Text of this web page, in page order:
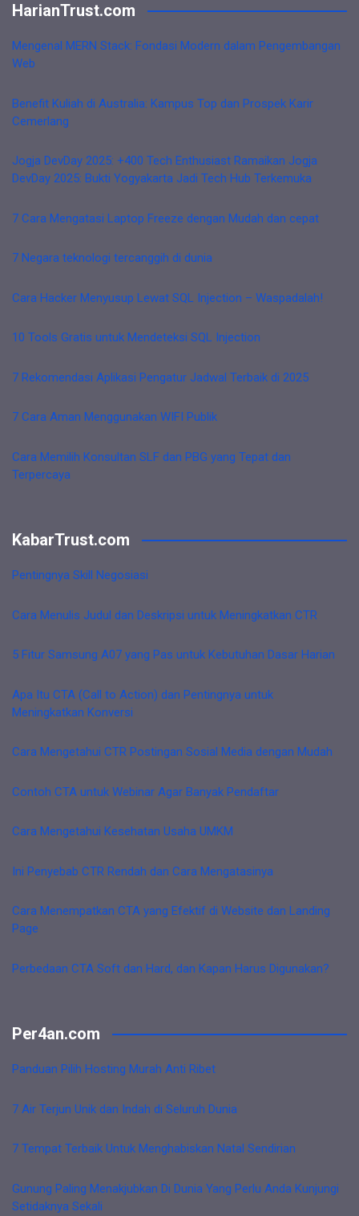
HarianTrust.com
Mengenal MERN Stack: Fondasi Modern dalam Pengembangan
Web
Benefit Kuliah di Australia: Kampus Top dan Prospek Karir
Cemerlang
Jogja DevDay 2025: +400 Tech Enthusiast Ramaikan Jogja
DevDay 2025: Bukti Yogyakarta Jadi Tech Hub Terkemuka
7 Cara Mengatasi Laptop Freeze dengan Mudah dan cepat
7 Negara teknologi tercanggih di dunia
Cara Hacker Menyusup Lewat SQL Injection – Waspadalah!
10 Tools Gratis untuk Mendeteksi SQL Injection
7 Rekomendasi Aplikasi Pengatur Jadwal Terbaik di 2025
7 Cara Aman Menggunakan WIFI Publik
Cara Memilih Konsultan SLF dan PBG yang Tepat dan
Terpercaya
KabarTrust.com
Pentingnya Skill Negosiasi
Cara Menulis Judul dan Deskripsi untuk Meningkatkan CTR
5 Fitur Samsung A07 yang Pas untuk Kebutuhan Dasar Harian
Apa Itu CTA (Call to Action) dan Pentingnya untuk
Meningkatkan Konversi
Cara Mengetahui CTR Postingan Sosial Media dengan Mudah
Contoh CTA untuk Webinar Agar Banyak Pendaftar
Cara Mengetahui Kesehatan Usaha UMKM
Ini Penyebab CTR Rendah dan Cara Mengatasinya
Cara Menempatkan CTA yang Efektif di Website dan Landing
Page
Perbedaan CTA Soft dan Hard, dan Kapan Harus Digunakan?
Per4an.com
Panduan Pilih Hosting Murah Anti Ribet
7 Air Terjun Unik dan Indah di Seluruh Dunia
7 Tempat Terbaik Untuk Menghabiskan Natal Sendirian
Gunung Paling Menakjubkan Di Dunia Yang Perlu Anda Kunjungi
Setidaknya Sekali